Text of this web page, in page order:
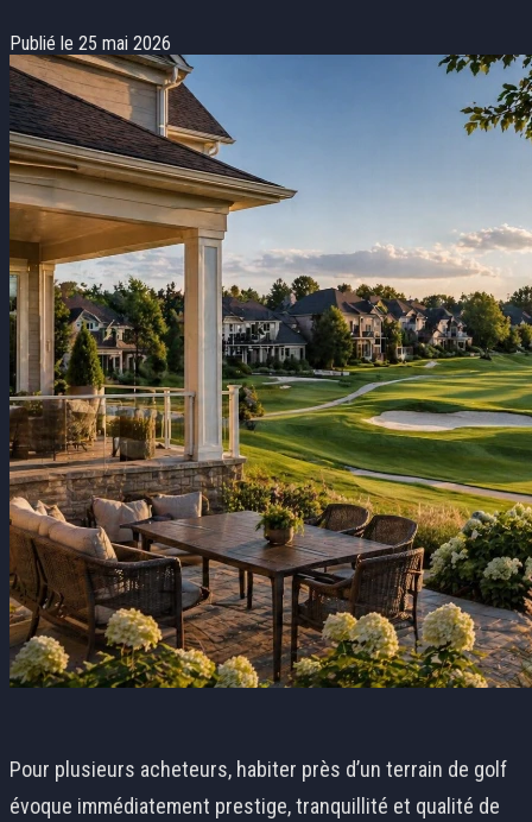
Publié le 25 mai 2026
Pour plusieurs acheteurs, habiter près d’un terrain de golf
évoque immédiatement prestige, tranquillité et qualité de